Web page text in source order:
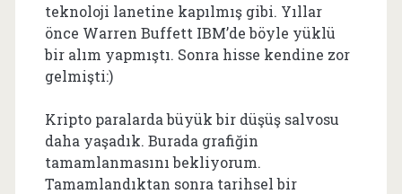
teknoloji lanetine kapılmış gibi. Yıllar
önce Warren Buffett IBM’de böyle yüklü
bir alım yapmıştı. Sonra hisse kendine zor
gelmişti:)
Kripto paralarda büyük bir düşüş salvosu
daha yaşadık. Burada grafiğin
tamamlanmasını bekliyorum.
Tamamlandıktan sonra tarihsel bir